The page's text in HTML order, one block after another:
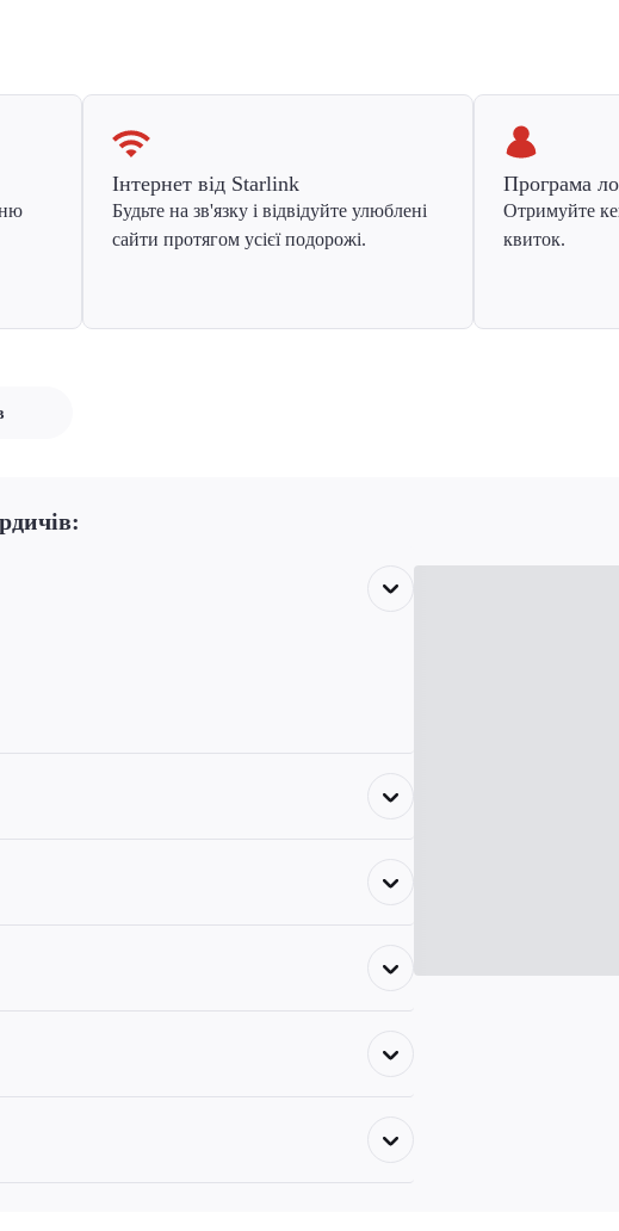
Інтернет від Starlink
Будьте на зв'язку і відвідуйте улюблені
сайти протягом усієї подорожі.
Програма
Отримуйте
квиток.